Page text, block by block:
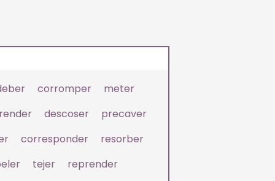
corromper
meter
descoser
precaver
corresponder
resorber
tejer reprender